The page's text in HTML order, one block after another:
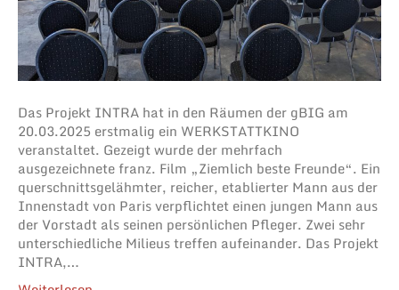
Das Projekt INTRA hat in den Räumen der gBIG am
20.03.2025 erstmalig ein WERKSTATTKINO
veranstaltet. Gezeigt wurde der mehrfach
ausgezeichnete franz. Film „Ziemlich beste Freunde“. Ein
querschnittsgelähmter, reicher, etablierter Mann aus der
Innenstadt von Paris verpflichtet einen jungen Mann aus
der Vorstadt als seinen persönlichen Pfleger. Zwei sehr
unterschiedliche Milieus treffen aufeinander. Das Projekt
INTRA,…